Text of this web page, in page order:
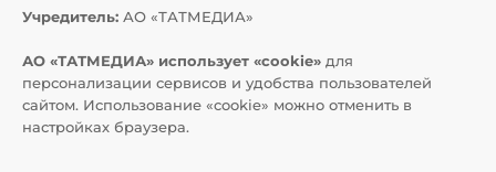
Учредитель: АО «ТАТМЕДИА»
АО «ТАТМЕДИА» использует «cookie» для
персонализации сервисов и удобства пользователей
сайтом. Использование «cookie» можно отменить в
настройках браузера.